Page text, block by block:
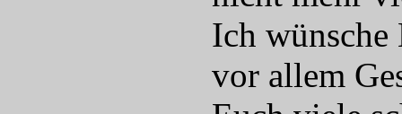
Ich wünsche
vor allem